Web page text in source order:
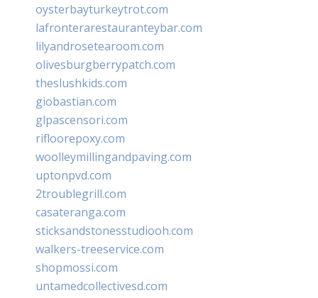
oysterbayturkeytrot.com
lafronterarestauranteybar.com
lilyandrosetearoom.com
olivesburgberrypatch.com
theslushkids.com
giobastian.com
glpascensori.com
rifloorepoxy.com
woolleymillingandpaving.com
uptonpvd.com
2troublegrill.com
casateranga.com
sticksandstonesstudiooh.com
walkers-treeservice.com
shopmossi.com
untamedcollectivesd.com